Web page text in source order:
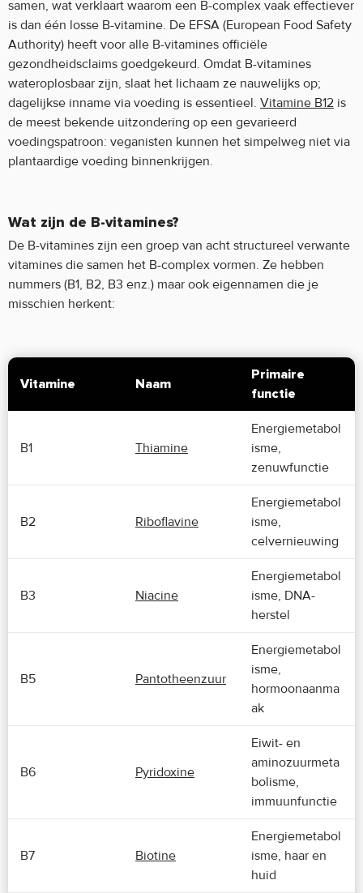
samen, wat verklaart waarom een B-complex vaak effectiever
is dan één losse B-vitamine. De EFSA (European Food Safety
Authority) heeft voor alle B-vitamines officiële
gezondheidsclaims goedgekeurd. Omdat B-vitamines
wateroplosbaar zijn, slaat het lichaam ze nauwelijks op;
dagelijkse inname via voeding is essentieel. Vitamine B12 is
de meest bekende uitzondering op een gevarieerd
voedingspatroon: veganisten kunnen het simpelweg niet via
plantaardige voeding binnenkrijgen.
Wat zijn de B-vitamines?
De B-vitamines zijn een groep van acht structureel verwante
vitamines die samen het B-complex vormen. Ze hebben
nummers (B1, B2, B3 enz.) maar ook eigennamen die je
misschien herkent:
Vitamine Naam
Primaire
functie
B1 Thiamine
Energiemetabol
isme,
zenuwfunctie
B2 Riboflavine
Energiemetabol
isme,
celvernieuwing
B3 Niacine
Energiemetabol
isme, DNA-
herstel
B5 Pantotheenzuur
Energiemetabol
isme,
hormoonaanma
ak
B6 Pyridoxine
Eiwit- en
aminozuurmeta
bolisme,
immuunfunctie
B7 Biotine
Energiemetabol
isme, haar en
huid